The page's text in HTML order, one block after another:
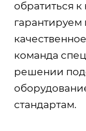
обратиться
команда
решении
стандартам.